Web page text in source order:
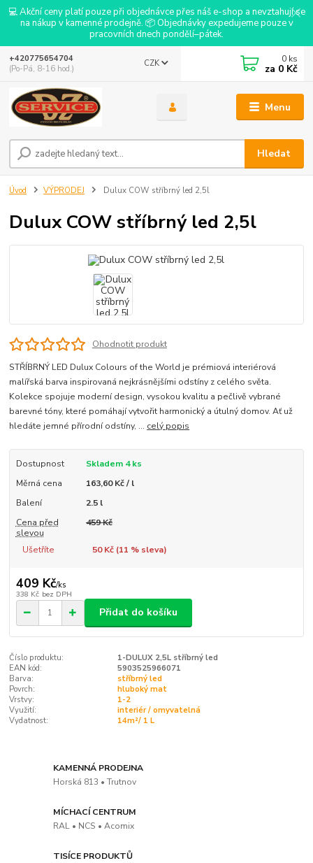
💻 Akční ceny platí pouze při objednávce přes náš e-shop a nevztahují se
na nákup v kamenné prodejně. 📦 Objednávky expedujeme pouze v
pracovních dnech pondělí–pátek.
Menu
CZK
Hledat
+420775654704
(Po-Pá, 8-16 hod.)
0 ks
za 0 Kč
Úvod VÝPRODEJ Dulux COW stříbrný led 2,5l
Dulux COW stříbrný led 2,5l
Ohodnotit produkt
STŘÍBRNÝ LED Dulux Colours of the World je prémiová interiérová
malířská barva inspirovaná nejkrásnějšími odstíny z celého světa.
Kolekce spojuje moderní design, vysokou kvalitu a pečlivě vybrané
barevné tóny, které pomáhají vytvořit harmonický a útulný domov. Ať už
hledáte jemné přírodní odstíny, ... celý popis
Dostupnost
Skladem 4 ks
Měrná cena
163,60 Kč / l
Balení
2.5 l
Cena před
slevou
459 Kč
Ušetříte 50 Kč (11 % sleva)
409 Kč/ks
338 Kč bez DPH
Přidat do košíku
Číslo produktu:
1-DULUX 2,5L stříbrný led
EAN kód:
5903525966071
Barva:
stříbrný led
Povrch:
hluboký mat
Vrstvy:
1-2
Využití:
interiér / omyvatelná
Vydatnost:
14m²/ 1 L
KAMENNÁ PRODEJNA
Horská 813 • Trutnov
MÍCHACÍ CENTRUM
RAL • NCS • Acomix
TISÍCE PRODUKTŮ